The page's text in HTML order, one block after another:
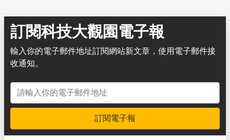
訂閱科技大觀園電子報
輸入你的電子郵件地址訂閱網站新文章，使用電子郵件接
收通知。
電子郵件地址
訂閱電子報